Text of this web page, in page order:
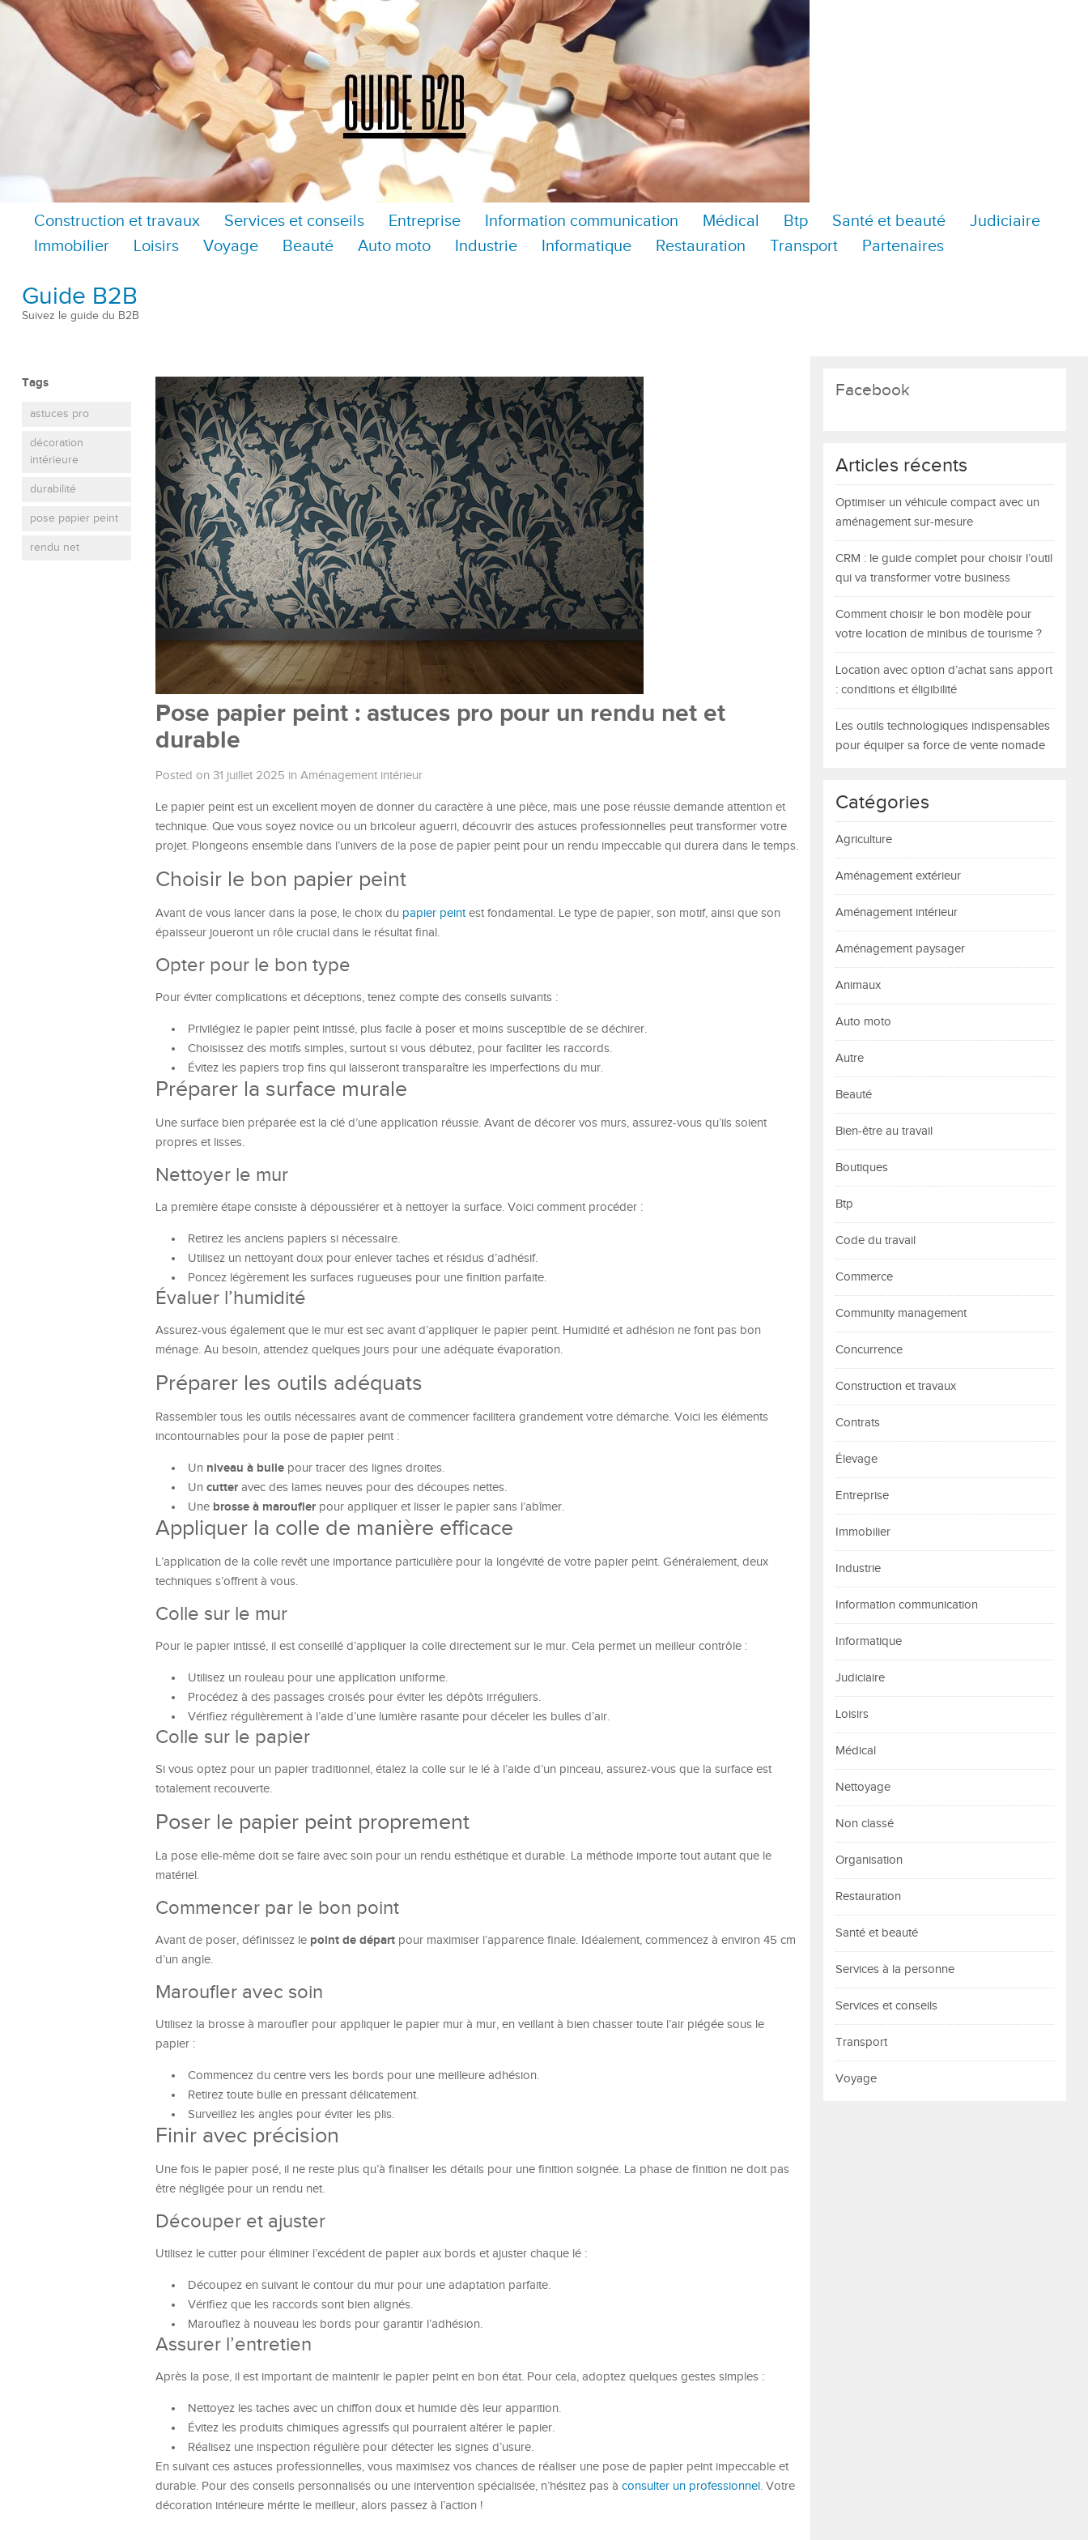
Construction et travaux Services et conseils Entreprise Information communication Médical Btp Santé et beauté
Judiciaire
Immobilier
Loisirs Voyage Beauté Auto moto Industrie Informatique Restauration Transport Partenaires
Guide B2B
Suivez le guide du B2B
Tags
astuces pro
décoration
intérieure
durabilité
pose papier peint
rendu net
Pose papier peint : astuces pro pour un rendu net et
durable
Posted on 31 juillet 2025 in Aménagement intérieur
Le papier peint est un excellent moyen de donner du caractère à une pièce, mais une pose réussie demande attention et
technique. Que vous soyez novice ou un bricoleur aguerri, découvrir des astuces professionnelles peut transformer votre
projet. Plongeons ensemble dans l’univers de la pose de papier peint pour un rendu impeccable qui durera dans le temps.
Choisir le bon papier peint
Avant de vous lancer dans la pose, le choix du papier peintest fondamental. Le type de papier, son motif, ainsi que son
épaisseur joueront un rôle crucial dans le résultat final.
Opter pour le bon type
Pour éviter complications et déceptions, tenez compte des conseils suivants :
Privilégiez le papier peint intissé, plus facile à poser et moins susceptible de se déchirer.
Choisissez des motifs simples, surtout si vous débutez, pour faciliter les raccords.
Évitez les papiers trop fins qui laisseront transparaître les imperfections du mur.
Préparer la surface murale
Une surface bien préparée est la clé d’une application réussie. Avant de décorer vos murs, assurez-vous qu’ils soient
propres et lisses.
Nettoyer le mur
La première étape consiste à dépoussiérer et à nettoyer la surface. Voici comment procéder :
Retirez les anciens papiers si nécessaire.
Utilisez un nettoyant doux pour enlever taches et résidus d’adhésif.
Poncez légèrement les surfaces rugueuses pour une finition parfaite.
Évaluer l’humidité
Assurez-vous également que le mur est sec avant d’appliquer le papier peint. Humidité et adhésion ne font pas bon
ménage. Au besoin, attendez quelques jours pour une adéquate évaporation.
Préparer les outils adéquats
Rassembler tous les outils nécessaires avant de commencer facilitera grandement votre démarche. Voici les éléments
incontournables pour la pose de papier peint :
Un niveau à bulle pour tracer des lignes droites.
Un cutteravec des lames neuves pour des découpes nettes.
Une brosse à marouflerpour appliquer et lisser le papier sans l’abîmer.
Appliquer la colle de manière efficace
L’application de la colle revêt une importance particulière pour la longévité de votre papier peint. Généralement, deux
techniques s’offrent à vous.
Colle sur le mur
Pour le papier intissé, il est conseillé d’appliquer la colle directement sur le mur. Cela permet un meilleur contrôle :
Utilisez un rouleau pour une application uniforme.
Procédez à des passages croisés pour éviter les dépôts irréguliers.
Vérifiez régulièrement à l’aide d’une lumière rasante pour déceler les bulles d’air.
Colle sur le papier
Si vous optez pour un papier traditionnel, étalez la colle sur le lé à l’aide d’un pinceau, assurez-vous que la surface est
totalement recouverte.
Poser le papier peint proprement
La pose elle-même doit se faire avec soin pour un rendu esthétique et durable. La méthode importe tout autant que le
matériel.
Commencer par le bon point
Avant de poser, définissez le point de départ pour maximiser l’apparence finale. Idéalement, commencez à environ 45 cm
d’un angle.
Maroufler avec soin
Utilisez la brosse à maroufler pour appliquer le papier mur à mur, en veillant à bien chasser toute l’air piégée sous le
papier :
Commencez du centre vers les bords pour une meilleure adhésion.
Retirez toute bulle en pressant délicatement.
Surveillez les angles pour éviter les plis.
Finir avec précision
Une fois le papier posé, il ne reste plus qu’à finaliser les détails pour une finition soignée. La phase de finition ne doit pas
être négligée pour un rendu net.
Découper et ajuster
Utilisez le cutter pour éliminer l’excédent de papier aux bords et ajuster chaque lé :
Découpez en suivant le contour du mur pour une adaptation parfaite.
Vérifiez que les raccords sont bien alignés.
Marouflez à nouveau les bords pour garantir l’adhésion.
Assurer l’entretien
Après la pose, il est important de maintenir le papier peint en bon état. Pour cela, adoptez quelques gestes simples :
Nettoyez les taches avec un chiffon doux et humide dès leur apparition.
Évitez les produits chimiques agressifs qui pourraient altérer le papier.
Réalisez une inspection régulière pour détecter les signes d’usure.
En suivant ces astuces professionnelles, vous maximisez vos chances de réaliser une pose de papier peint impeccable et
durable. Pour des conseils personnalisés ou une intervention spécialisée, n’hésitez pas à consulter un professionnel. Votre
décoration intérieure mérite le meilleur, alors passez à l’action !
Facebook
Articles récents
Optimiser un véhicule compact avec un
aménagement sur-mesure
CRM : le guide complet pour choisir l’outil
qui va transformer votre business
Comment choisir le bon modèle pour
votre location de minibus de tourisme ?
Location avec option d’achat sans apport
: conditions et éligibilité
Les outils technologiques indispensables
pour équiper sa force de vente nomade
Catégories
Agriculture
Aménagement extérieur
Aménagement intérieur
Aménagement paysager
Animaux
Auto moto
Autre
Beauté
Bien-être au travail
Boutiques
Btp
Code du travail
Commerce
Community management
Concurrence
Construction et travaux
Contrats
Élevage
Entreprise
Immobilier
Industrie
Information communication
Informatique
Judiciaire
Loisirs
Médical
Nettoyage
Non classé
Organisation
Restauration
Santé et beauté
Services à la personne
Services et conseils
Transport
Voyage